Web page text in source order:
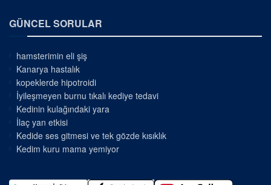
GÜNCEL SORULAR
hamsterimin eli şiş
Kanarya hastalık
kopeklerde hipotroidi
İyileşmeyen burnu tıkalı kediye tedavi
Kedinin kulağındaki yara
İlaç yan etkisi
Kedide ses gitmesi ve tek gözde kısıklık
Kedim kuru mama yemiyor